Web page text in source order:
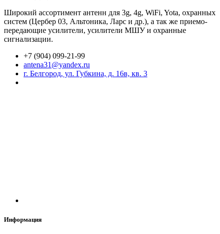
Широкий ассортимент антенн для 3g, 4g, WiFi, Yota, охранных
систем (Цербер 03, Альтоника, Ларс и др.), а так же приемо-
передающие усилители, усилители МШУ и охранные
сигнализации.
+7 (904) 099-21-99
antena31@yandex.ru
г. Белгород, ул. Губкина, д. 16в, кв. 3
Информация